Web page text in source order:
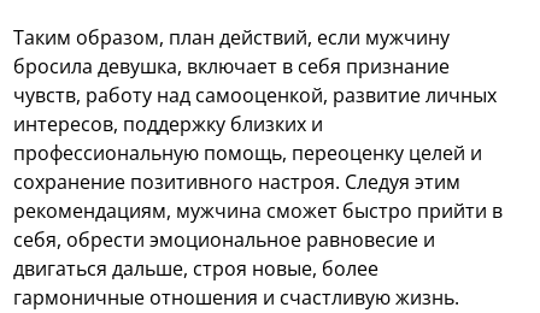
Таким образом, план действий, если мужчину
бросила девушка, включает в себя признание
чувств, работу над самооценкой, развитие личных
интересов, поддержку близких и
профессиональную помощь, переоценку целей и
сохранение позитивного настроя. Следуя этим
рекомендациям, мужчина сможет быстро прийти в
себя, обрести эмоциональное равновесие и
двигаться дальше, строя новые, более
гармоничные отношения и счастливую жизнь.